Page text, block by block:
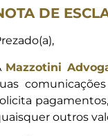
DE
Mazzotini
outros